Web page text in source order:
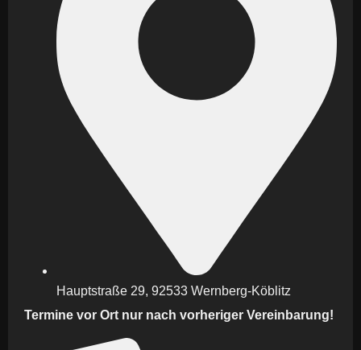
Hauptstraße 29, 92533 Wernberg-Köblitz
Termine vor Ort nur nach vorheriger Vereinbarung!